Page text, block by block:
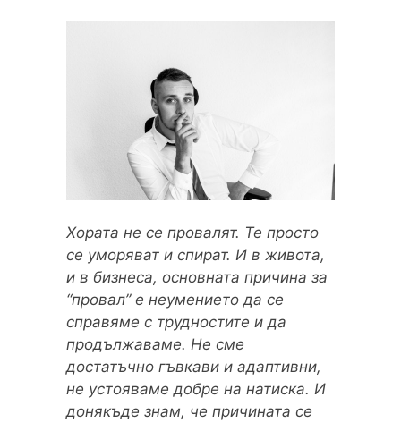
Хората не се провалят. Те просто
се уморяват и спират. И в живота,
и в бизнеса, основната причина за
“провал” е неумението да се
справяме с трудностите и да
продължаваме. Не сме
достатъчно гъвкави и адаптивни,
не устояваме добре на натиска. И
донякъде знам, че причината се